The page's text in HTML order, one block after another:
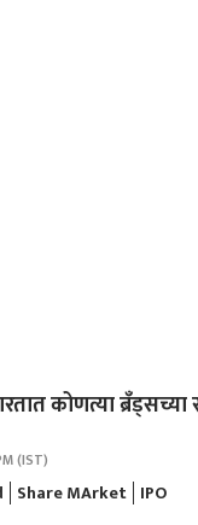
कोणत्या ब्रँड्सच्या
(IST)
Share MArket IPO